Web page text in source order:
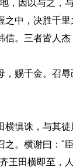
，因以与之，
之中，决胜千
信。三者皆人
千金。召辱
诛，与其徒
之。横谢曰："
王田横即至，